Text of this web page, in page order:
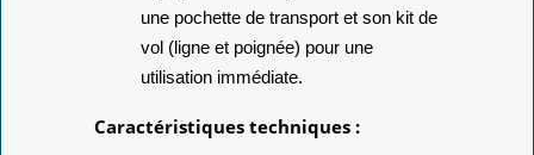
une pochette de transport et son kit de
vol (ligne et poignée) pour une
utilisation immédiate.
Caractéristiques techniques :